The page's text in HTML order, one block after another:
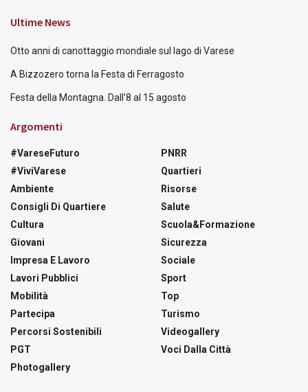
Ultime News
Otto anni di canottaggio mondiale sul lago di Varese
A Bizzozero torna la Festa di Ferragosto
Festa della Montagna. Dall’8 al 15 agosto
Argomenti
#VareseFuturo
#ViviVarese
Ambiente
Consigli Di Quartiere
Cultura
Giovani
Impresa E Lavoro
Lavori Pubblici
Mobilità
Partecipa
Percorsi Sostenibili
PGT
Photogallery
PNRR
Quartieri
Risorse
Salute
Scuola&Formazione
Sicurezza
Sociale
Sport
Top
Turismo
Videogallery
Voci Dalla Città